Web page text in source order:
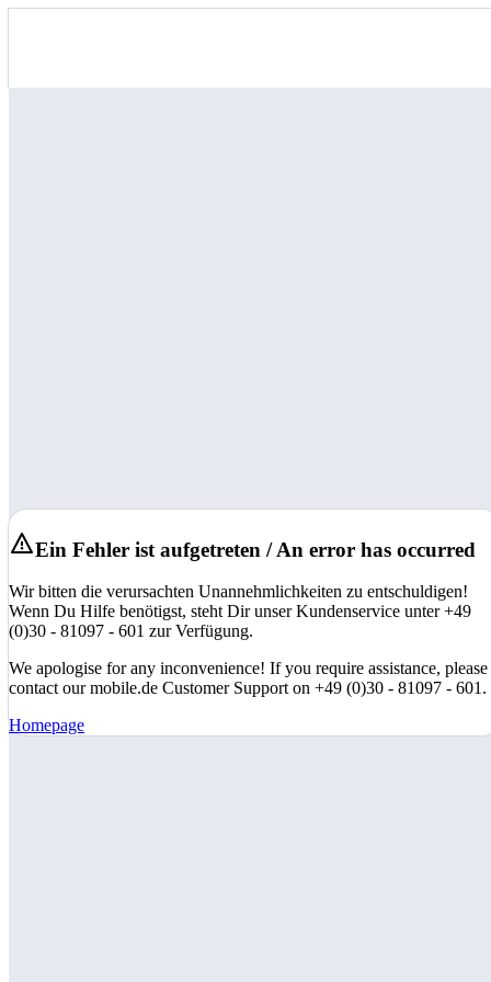
Ein Fehler ist aufgetreten / An error has occurred
Wir bitten die verursachten Unannehmlichkeiten zu entschuldigen!
Wenn Du Hilfe benötigst, steht Dir unser Kundenservice unter +49
(0)30 - 81097 - 601 zur Verfügung.
We apologise for any inconvenience! If you require assistance, please
contact our mobile.de Customer Support on +49 (0)30 - 81097 - 601.
Homepage